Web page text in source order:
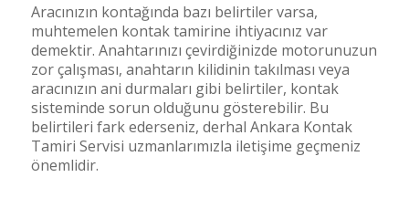
Aracınızın kontağında bazı belirtiler varsa,
muhtemelen kontak tamirine ihtiyacınız var
demektir. Anahtarınızı çevirdiğinizde motorunuzun
zor çalışması, anahtarın kilidinin takılması veya
aracınızın ani durmaları gibi belirtiler, kontak
sisteminde sorun olduğunu gösterebilir. Bu
belirtileri fark ederseniz, derhal Ankara Kontak
Tamiri Servisi uzmanlarımızla iletişime geçmeniz
önemlidir.